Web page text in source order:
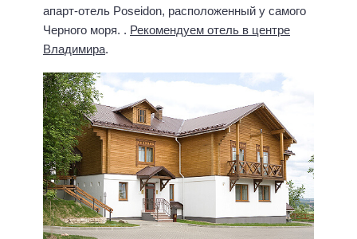
апарт-отель Poseidon, расположенный у самого
Черного моря. . Рекомендуем отель в центре
Владимира.